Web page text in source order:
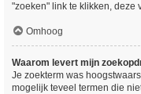
"zoeken" link te klikken, deze
Omhoog
Waarom levert mijn
Je zoekterm was
mogelijk teveel termen die